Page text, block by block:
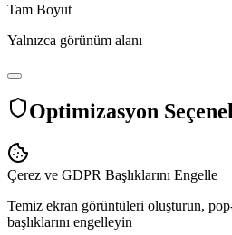
Tam Boyut
Yalnızca görünüm alanı
Optimizasyon
Çerez ve GDPR Başlıklarını Engelle
Temiz ekran görüntüleri oluşturun,
başlıklarını engelleyin